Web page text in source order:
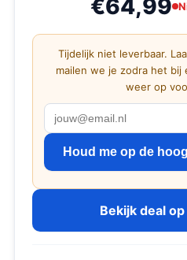
€64,99
Tijdelijk niet leverbaar.
mailen we je zodra het bij
weer op
Houd me op de
Bekijk deal